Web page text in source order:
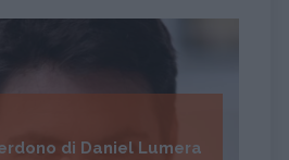
di Daniel Lumera